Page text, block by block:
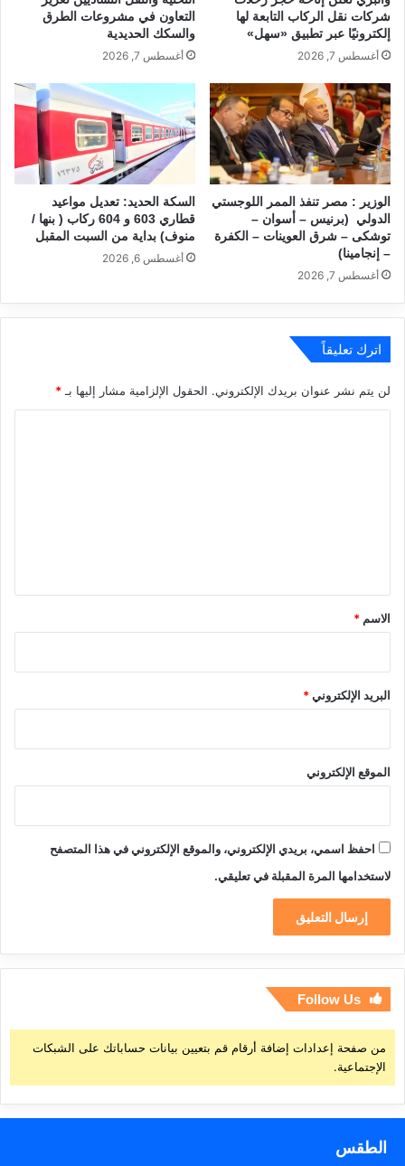
شركات نقل الركاب التابعة لها
إلكترونيًا عبر تطبيق «سهل»
أغسطس 7, 2026
التعاون في مشروعات الطرق
والسكك الحديدية
أغسطس 7, 2026
الوزير : مصر تنفذ الممر اللوجستي
الدولي (برنيس – أسوان –
توشكى – شرق العوينات – الكفرة
– إنجامينا)
أغسطس 7, 2026
السكة الحديد: تعديل مواعيد
قطاري 603 و 604 ركاب ( بنها /
منوف) بداية من السبت المقبل
أغسطس 6, 2026
اترك تعليقاً
لن يتم نشر عنوان بريدك الإلكتروني. الحقول الإلزامية مشار إليها بـ*
*
الاسم *
البريد الإلكتروني*
الموقع الإلكتروني
احفظ اسمي، بريدي الإلكتروني، والموقع الإلكتروني في هذا المتصفح
لاستخدامها المرة المقبلة في تعليقي.
Follow Us
من صفحة إعدادات إضافة أرقام قم بتعيين بيانات حساباتك على الشبكات
الإجتماعية.
الطقس